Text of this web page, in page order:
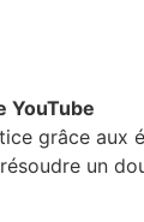
YouTube
grâce
un